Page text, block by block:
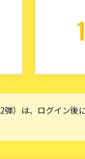
弾）は、ログイン後